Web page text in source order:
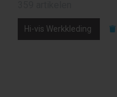
Hi-vis Werkkleding